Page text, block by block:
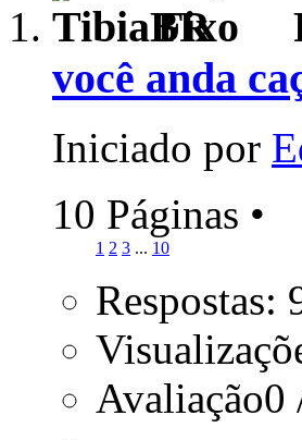
você anda
Iniciado por
10 Páginas •
1 2 3 ... 10
Respostas:
Avaliação0